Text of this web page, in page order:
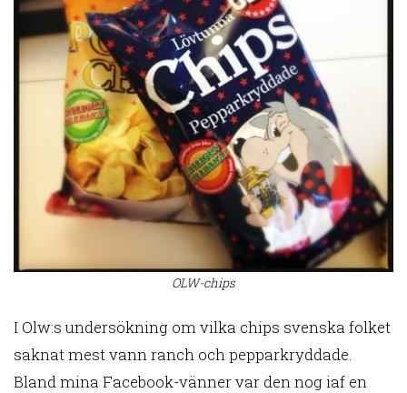
OLW-chips
I Olw:s undersökning om vilka chips svenska folket
saknat mest vann ranch och pepparkryddade.
Bland mina Facebook-vänner var den nog iaf en